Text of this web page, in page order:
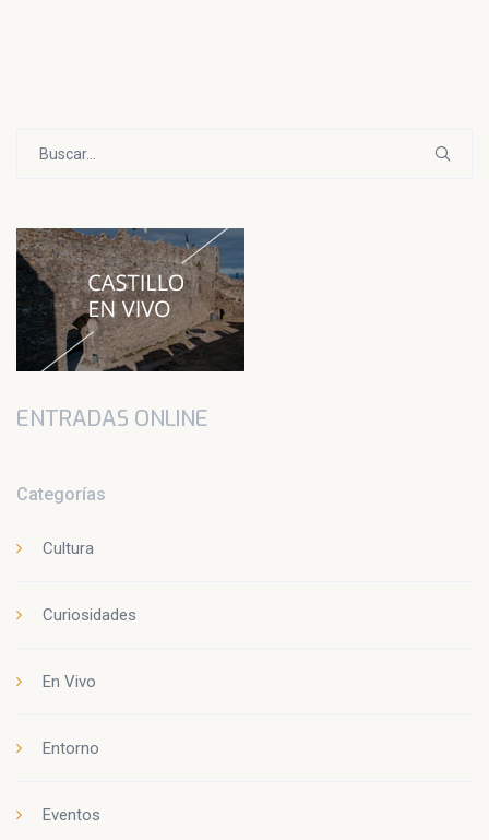
ENTRADAS ONLINE
Categorías
Cultura
Curiosidades
En Vivo
Entorno
Eventos